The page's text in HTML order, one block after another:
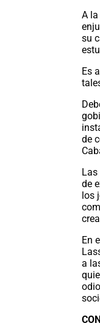
A
su
Es
de
Las
de
los
En
a